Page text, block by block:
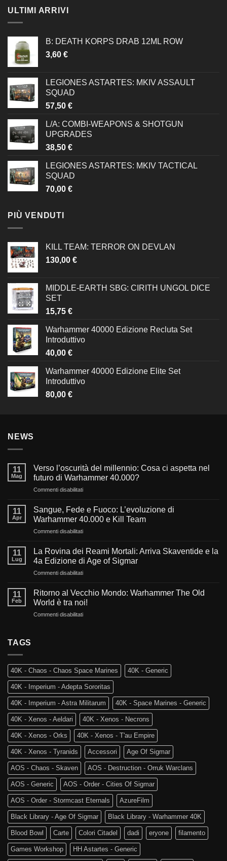
ULTIMI ARRIVI
B: DEATH KORPS DRAB 12ML ROW
3,60 €
LEGIONES ASTARTES: MKIV ASSAULT
SQUAD
57,50 €
L/A: COMBI-WEAPONS & SHOTGUN
UPGRADES
38,50 €
LEGIONES ASTARTES: MKIV TACTICAL
SQUAD
70,00 €
PIÙ VENDUTI
KILL TEAM: TERROR ON DEVLAN
130,00 €
MIDDLE-EARTH SBG: CIRITH UNGOL DICE
SET
15,75 €
Warhammer 40000 Edizione Recluta Set
Introduttivo
40,00 €
Warhammer 40000 Edizione Elite Set
Introduttivo
80,00 €
NEWS
11
Mag
Verso l’oscurità del millennio: Cosa ci aspetta nel
futuro di Warhammer 40.000?
Commenti disabilitatisu
l’oscurità
del
millennio:
Cosa
aspetta
nel
futuro
di
40.000?
11
Apr
Sangue, Fede e Fuoco: L’evoluzione di
Warhammer 40.000 e Kill Team
Commenti disabilitatisu
Fede
e
Fuoco:
L’evoluzione
Warhammer
40.000
Kill
11
Lug
La Rovina dei Reami Mortali: Arriva Skaventide e la
4a Edizione di Age of Sigmar
Commenti disabilitatisu
Rovina
dei
Reami
Mortali:
Edizione
di
Age
of
Sigmar
11
Feb
Ritorno al Vecchio Mondo: Warhammer The Old
World è tra noi!
Commenti disabilitatisu
The
Old
World
tra
noi!
TAGS
40K - Chaos - Chaos Space Marines 40K - Generic
40K - Imperium - Adepta Sororitas
40K - Imperium - Astra Militarum 40K - Space Marines - Generic
40K - Xenos - Aeldari 40K - Xenos - Necrons
40K - Xenos - Orks 40K - Xenos - T'au Empire
40K - Xenos - Tyranids Accessori Age Of Sigmar
AOS - Chaos - Skaven AOS - Destruction - Orruk Warclans
AOS - Generic AOS - Order - Cities Of Sigmar
AOS - Order - Stormcast Eternals AzureFilm
Black Library - Age Of Sigmar Black Library - Warhammer 40K
Blood Bowl Carte Colori Citadel dadi eryone filamento
Games Workshop HH Astartes - Generic